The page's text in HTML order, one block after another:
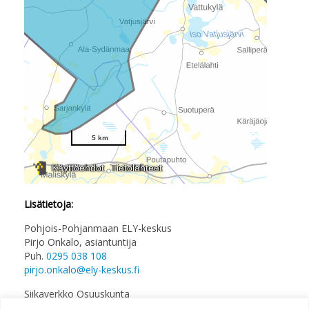
Lisätietoja:
Pohjois-Pohjanmaan ELY-keskus
Pirjo Onkalo, asiantuntija
Puh.0295 038 108
pirjo.onkalo@ely-keskus.fi
Siikaverkko Osuuskunta